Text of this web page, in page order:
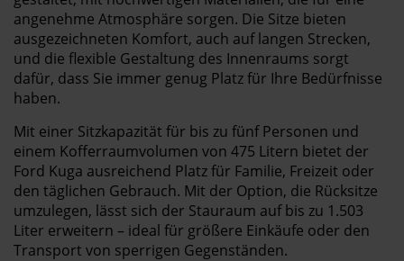
angenehme Atmosphäre sorgen. Die Sitze bieten
ausgezeichneten Komfort, auch auf langen Strecken,
und die flexible Gestaltung des Innenraums sorgt
dafür, dass Sie immer genug Platz für Ihre Bedürfnisse
haben.
Mit einer Sitzkapazität für bis zu fünf Personen und
einem Kofferraumvolumen von 475 Litern bietet der
Ford Kuga ausreichend Platz für Familie, Freizeit oder
den täglichen Gebrauch. Mit der Option, die Rücksitze
umzulegen, lässt sich der Stauraum auf bis zu 1.503
Liter erweitern – ideal für größere Einkäufe oder den
Transport von sperrigen Gegenständen.